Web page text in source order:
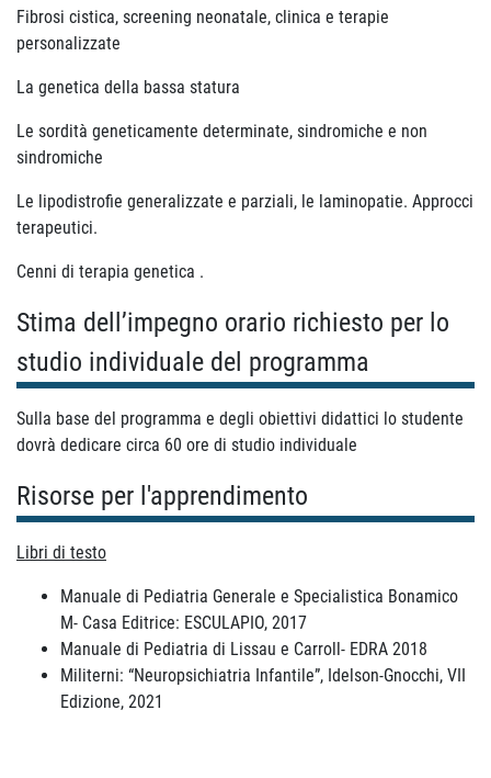
Fibrosi cistica, screening neonatale, clinica e terapie
personalizzate
La genetica della bassa statura
Le sordità geneticamente determinate, sindromiche e non
sindromiche
Le lipodistrofie generalizzate e parziali, le laminopatie. Approcci
terapeutici.
Cenni di terapia genetica .
Stima dell’impegno orario richiesto per lo
studio individuale del programma
Sulla base del programma e degli obiettivi didattici lo studente
dovrà dedicare circa 60 ore di studio individuale
Risorse per l'apprendimento
Libri di testo
Manuale di Pediatria Generale e Specialistica Bonamico
M- Casa Editrice: ESCULAPIO, 2017
Manuale di Pediatria di Lissau e Carroll- EDRA 2018
Militerni: “Neuropsichiatria Infantile”, Idelson-Gnocchi, VII
Edizione, 2021